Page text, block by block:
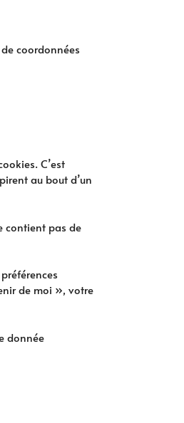
coordonnées
C’est
au bout d’un
contient pas de
de moi », votre
donnée